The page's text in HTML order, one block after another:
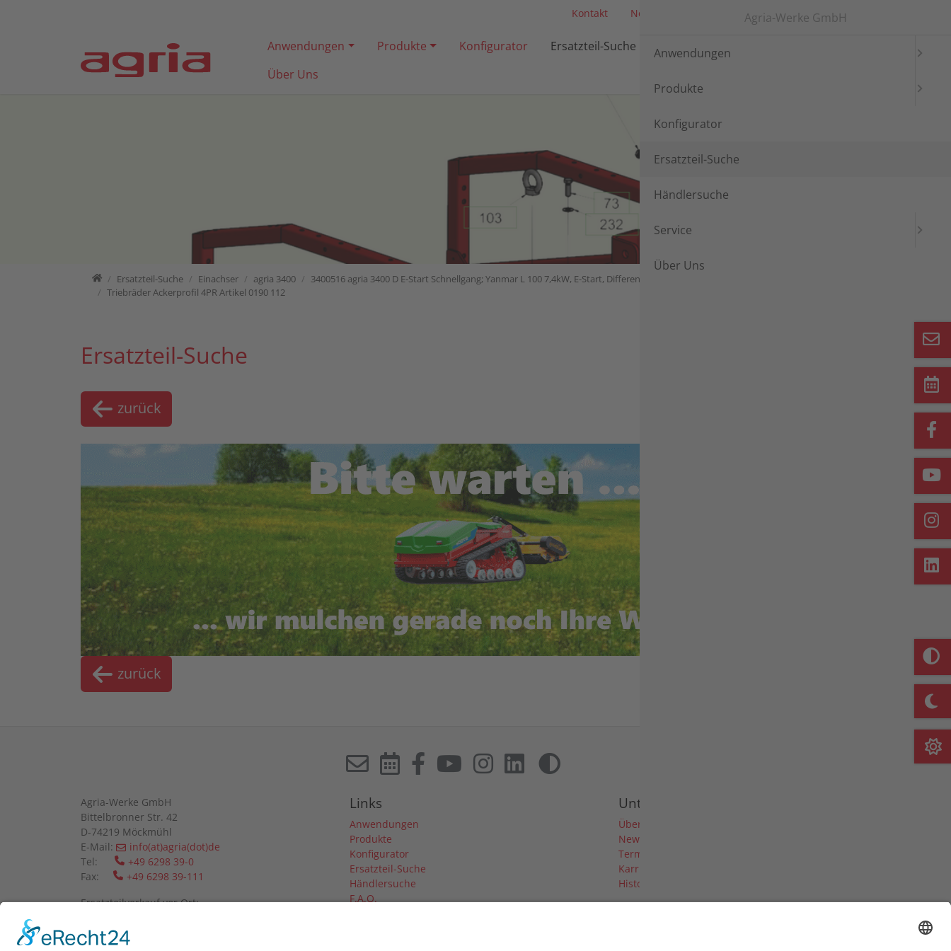
Kontakt News Login Languages
Anwendungen Produkte Konfigurator Ersatzteil-Suche Händlersuche
Über Uns
HomeErsatzteil-SucheErsatzteil-Suche
Einachser agria 3400 3400516 agria 3400 D E-Start Schnellgang; Yanmar L 100 7,4kW, E-Start, Differenzial, Trockenscheibenkuppl.
Triebräder Ackerprofil 4PR Artikel 0190 112
Ersatzteil-Suche
zurück
zurück
Agria-Werke GmbH
Bittelbronner Str. 42
D-74219 Möckmühl
E-Mail:
info(at)agria(dot)de
Tel:
+49 6298 39-0
Fax:
+49 6298 39-111
Ersatzteilverkauf vor Ort:
Wir bitten um telefonische Anmeldung.
Links
Anwendungen
Produkte
Konfigurator
Ersatzteil-Suche
Händlersuche
F.A.Q.
Unternehmen
Über uns
News
Termine & Messen
Karriere
Historie
Agria-Werke GmbH
Anwendungen
Produkte
Konfigurator
Ersatzteil-Suche
Händlersuche
Service
Über Uns